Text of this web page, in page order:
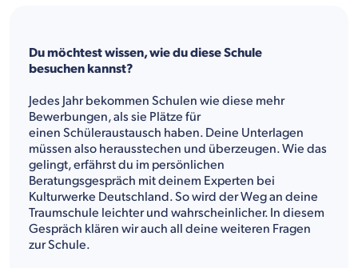
Du möchtest wissen, wie du diese Schule
besuchen kannst?
Jedes Jahr bekommen Schulen wie diese mehr
Bewerbungen, als sie Plätze für
einen Schüleraustausch haben. Deine Unterlagen
müssen also herausstechen und überzeugen. Wie das
gelingt, erfährst du im persönlichen
Beratungsgespräch mit deinem Experten bei
Kulturwerke Deutschland. So wird der Weg an deine
Traumschule leichter und wahrscheinlicher. In diesem
Gespräch klären wir auch all deine weiteren Fragen
zur Schule.